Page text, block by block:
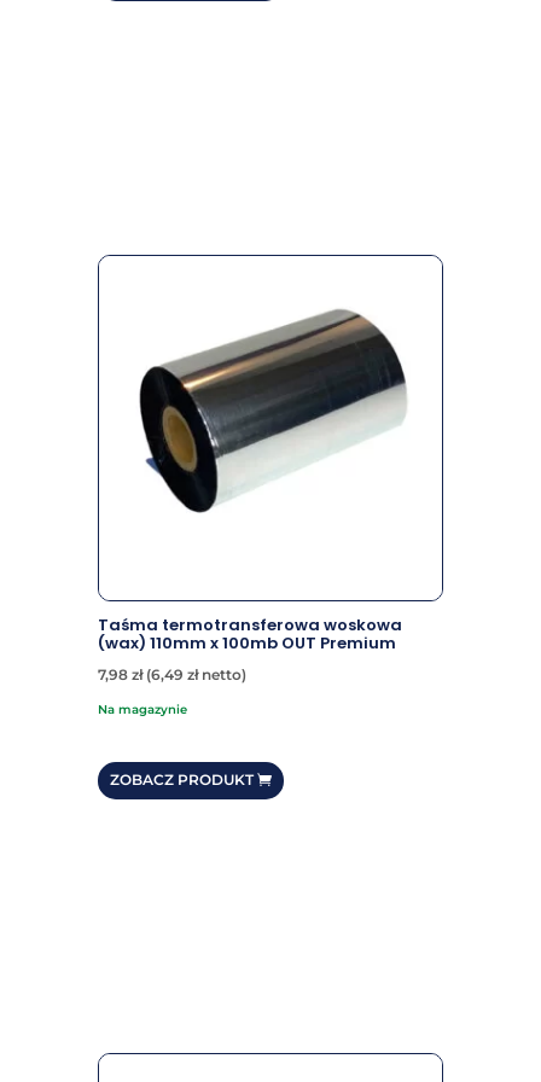
Taśma termotransferowa woskowa
(wax) 110mm x 100mb OUT Premium
7,98 zł (6,49 złnetto)
na magazynie
ZOBACZ PRODUKT